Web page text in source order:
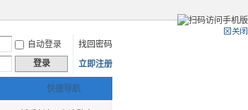
自动登录
找回密码
登录 立即注册
快捷导航